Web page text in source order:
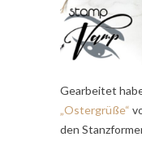
Gearbeitet
„Ostergrüße“
den